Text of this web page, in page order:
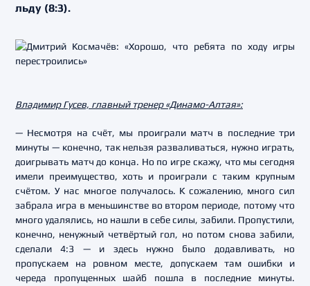
льду (8:3).
Владимир Гусев, главный тренер «Динамо-Алтая»:
— Несмотря на счёт, мы проиграли матч в последние три
минуты — конечно, так нельзя разваливаться, нужно играть,
доигрывать матч до конца. Но по игре скажу, что мы сегодня
имели преимущество, хоть и проиграли с таким крупным
счётом. У нас многое получалось. К сожалению, много сил
забрала игра в меньшинстве во втором периоде, потому что
много удалялись, но нашли в себе силы, забили. Пропустили,
конечно, ненужный четвёртый гол, но потом снова забили,
сделали 4:3 — и здесь нужно было додавливать, но
пропускаем на ровном месте, допускаем там ошибки и
череда пропущенных шайб пошла в последние минуты.